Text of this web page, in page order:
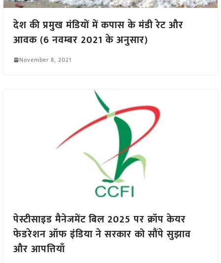
देश की प्रमुख मंडियों में कपास के मंडी रेट और
आवक (6 नवम्बर 2021 के अनुसार)
November 8, 2021
पेस्टीसाइड मैनेजमेंट बिल 2025 पर क्रॉप केयर
फेडरेशन ऑफ इंडिया ने सरकार को सौंपे सुझाव
और आपत्तियाँ